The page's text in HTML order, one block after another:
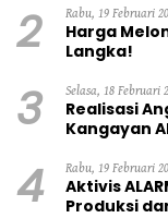
2 Rabu, 19 Februari
Harga
Langka!
3 Selasa, 18 Februari
Realisasi
Kangayan
4 Rabu, 19 Februari
Aktivis
Produksi